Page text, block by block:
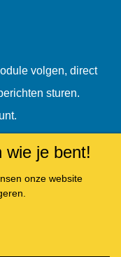
wie je bent!
onze website
volgen, direct
sturen.